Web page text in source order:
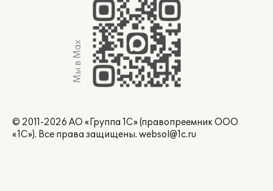
Мы в Max
© 2011-2026 АО «Группа 1С» (правопреемник ООО
«1С»). Все права защищены. websol@1c.ru